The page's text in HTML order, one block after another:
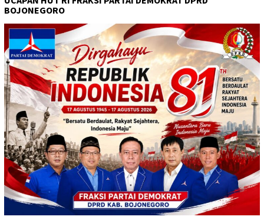
BOJONEGORO